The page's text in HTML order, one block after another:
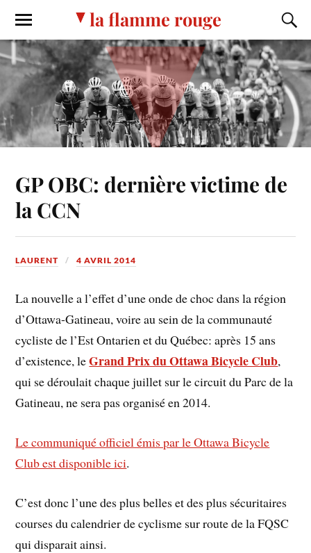
la flamme rouge
GP OBC: dernière victime de
la CCN
LAURENT 4 AVRIL 2014
La nouvelle a l’effet d’une onde de choc dans la région
d’Ottawa-Gatineau, voire au sein de la communauté
cycliste de l’Est Ontarien et du Québec: après 15 ans
d’existence, leGrand Prix du Ottawa Bicycle Club,
qui se déroulait chaque juillet sur le circuit du Parc de la
Gatineau, ne sera pas organisé en 2014.
Le communiqué officiel émis par le Ottawa Bicycle
Club est disponible ici.
C’est donc l’une des plus belles et des plus sécuritaires
courses du calendrier de cyclisme sur route de la FQSC
qui disparait ainsi.